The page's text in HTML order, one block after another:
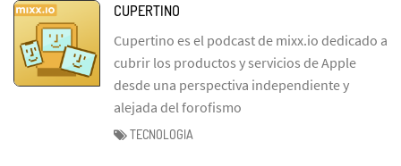
CUPERTINO
Cupertino es el podcast de mixx.io dedicado a
cubrir los productos y servicios de Apple
desde una perspectiva independiente y
alejada del forofismo
TECNOLOGIA